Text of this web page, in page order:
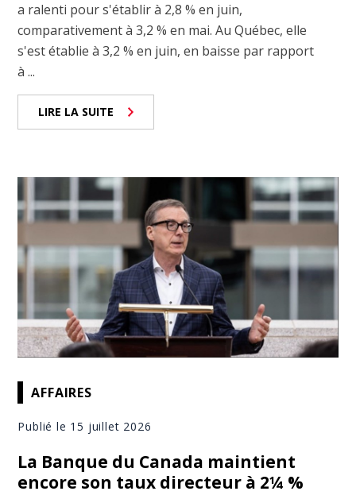
a ralenti pour s'établir à 2,8 % en juin,
comparativement à 3,2 % en mai. Au Québec, elle
s'est établie à 3,2 % en juin, en baisse par rapport
à ...
LIRE LA SUITE
AFFAIRES
Publié le 15 juillet 2026
La Banque du Canada maintient
encore son taux directeur à 2¼ %